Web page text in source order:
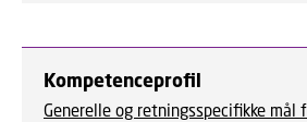
Kompetenceprofil
Generelle og retningsspecifikke